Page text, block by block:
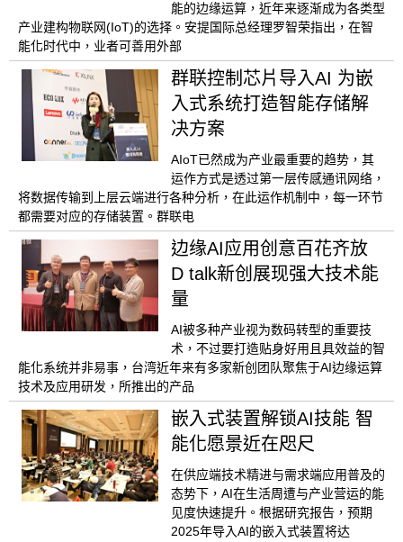
能的边缘运算，近年来逐渐成为各类型
产业建构物联网(IoT)的选择。安提国际总经理罗智荣指出，在智
能化时代中，业者可善用外部
群联控制芯片导入AI 为嵌
入式系统打造智能存储解
决方案
AIoT已然成为产业最重要的趋势，其
运作方式是透过第一层传感通讯网络，
将数据传输到上层云端进行各种分析，在此运作机制中，每一环节
都需要对应的存储装置。群联电
边缘AI应用创意百花齐放
D talk新创展现强大技术能
量
AI被多种产业视为数码转型的重要技
术，不过要打造贴身好用且具效益的智
能化系统并非易事，台湾近年来有多家新创团队聚焦于AI边缘运算
技术及应用研发，所推出的产品
嵌入式装置解锁AI技能 智
能化愿景近在咫尺
在供应端技术精进与需求端应用普及的
态势下，AI在生活周遭与产业营运的能
见度快速提升。根据研究报告，预期
2025年导入AI的嵌入式装置将达